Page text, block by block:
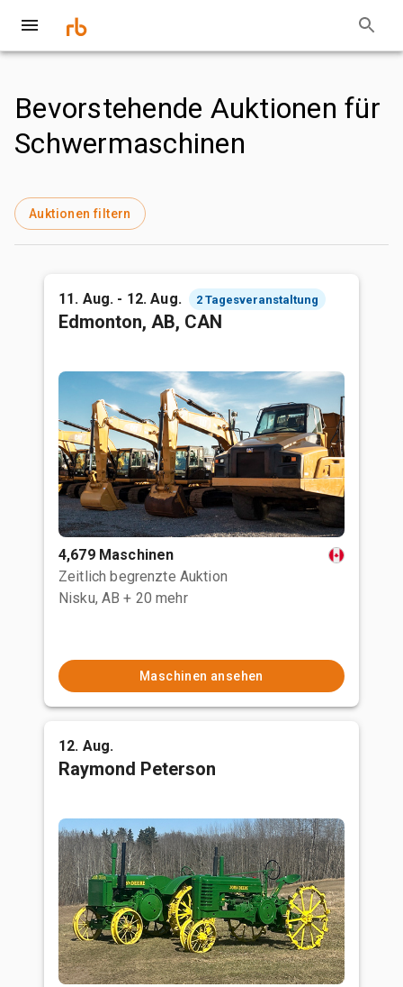
Bevorstehende Auktionen für
Schwermaschinen
Auktionen filtern
11. Aug. - 12. Aug. 2 Tagesveranstaltung
Edmonton, AB, CAN
4,679 Maschinen
Zeitlich begrenzte Auktion
Nisku, AB + 20 mehr
Maschinen ansehen
12. Aug.
Raymond Peterson